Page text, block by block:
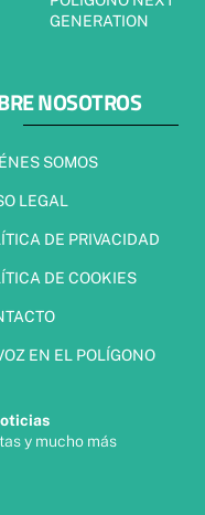
GENERATION
NOSOTROS
SOMOS
LEGAL
DE PRIVACIDAD
DE COOKIES
EN EL POLÍGONO
y mucho más